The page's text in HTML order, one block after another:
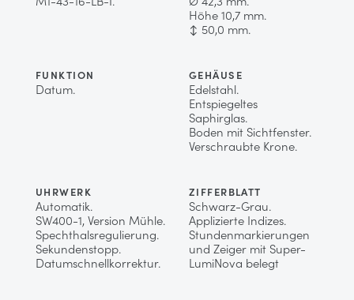
Höhe 10,7 mm.
↕ 50,0 mm.
FUNKTION
Datum.
GEHÄUSE
Edelstahl.
Entspiegeltes
Saphirglas.
Boden mit Sichtfenster.
Verschraubte Krone.
UHRWERK
Automatik.
SW400-1, Version Mühle.
Spechthalsregulierung.
Sekundenstopp.
Datumschnellkorrektur.
ZIFFERBLATT
Schwarz-Grau.
Applizierte Indizes.
Stundenmarkierungen
und Zeiger mit Super-
LumiNova belegt